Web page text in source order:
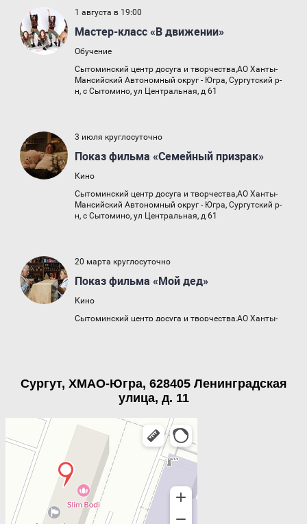
Сургут, ХМАО-Югра, 628405 Ленинградская
улица, д. 11